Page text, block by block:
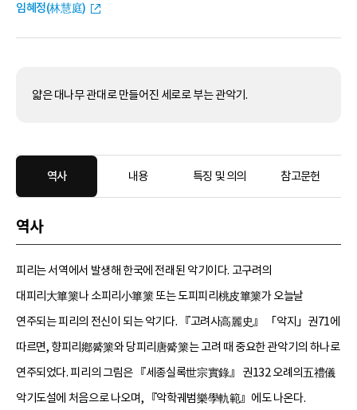
임혜정(林慧庭)
얇은 대나무 관대로 만들어진 세로로 부는 관악기.
역사 내용 특징 및 의의 참고문헌
역사
피리는 서역에서 발생해 한국에 전래된 악기이다. 고구려의
대피리大篳篥나 소피리小篳篥 또는 도피피리桃皮篳篥가 오늘날
연주되는 피리의 전신이 되는 악기다. 『고려사高麗史』 「악지」권71에
따르면, 향피리鄕觱篥와 당피리唐觱篥는 고려 때 중요한 관악기의 하나로
연주되었다. 피리의 그림은 『세종실록世宗實錄』 권132 오례의五禮儀
악기도설에 처음으로 나오며, 『악학궤범樂學軌範』에도 나온다.